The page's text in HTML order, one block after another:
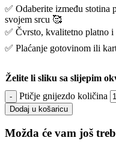
✅ Odaberite između stotina
svojem srcu 🥰
✅ Čvrsto, kvalitetno platno
✅ Plaćanje gotovinom ili
Želite li sliku sa slijepim
Ptičje gnijezdo količina
Dodaj u košaricu
Možda će vam još